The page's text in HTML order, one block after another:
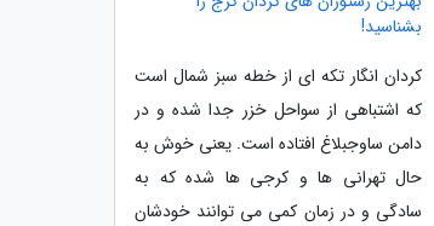
بشناسید!
کردان انگار تکه ای از خطه سبز شمال است
که اشتباهی از سواحل خزر جدا شده و در
دامن ساوجبلاغ افتاده است. یعنی خوش به
حال تهرانی ها و کرجی ها شده که به
سادگی و در زمان کمی می توانند خودشان